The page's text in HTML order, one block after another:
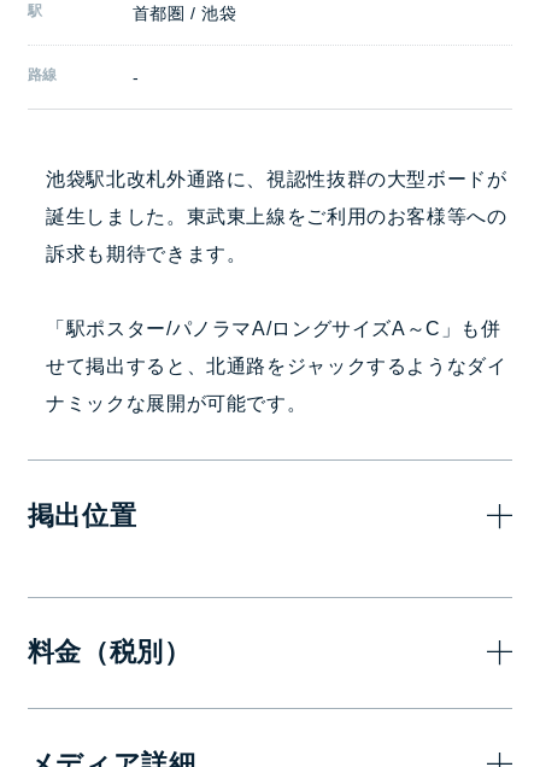
駅 首都圏 / 池袋
路線 -
池袋駅北改札外通路に、視認性抜群の大型ボードが
誕生しました。東武東上線をご利用のお客様等への
訴求も期待できます。
「駅ポスター/パノラマA/ロングサイズA～C」も併
せて掲出すると、北通路をジャックするようなダイ
ナミックな展開が可能です。
掲出位置
料金（税別）
7日(1週間) 14日(2週間)